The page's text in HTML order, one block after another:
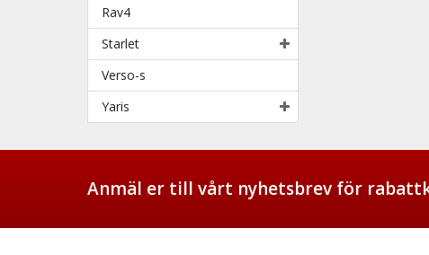
Rav4
Starlet
Verso-s
Yaris
Anmäl er till vårt nyhetsbrev för